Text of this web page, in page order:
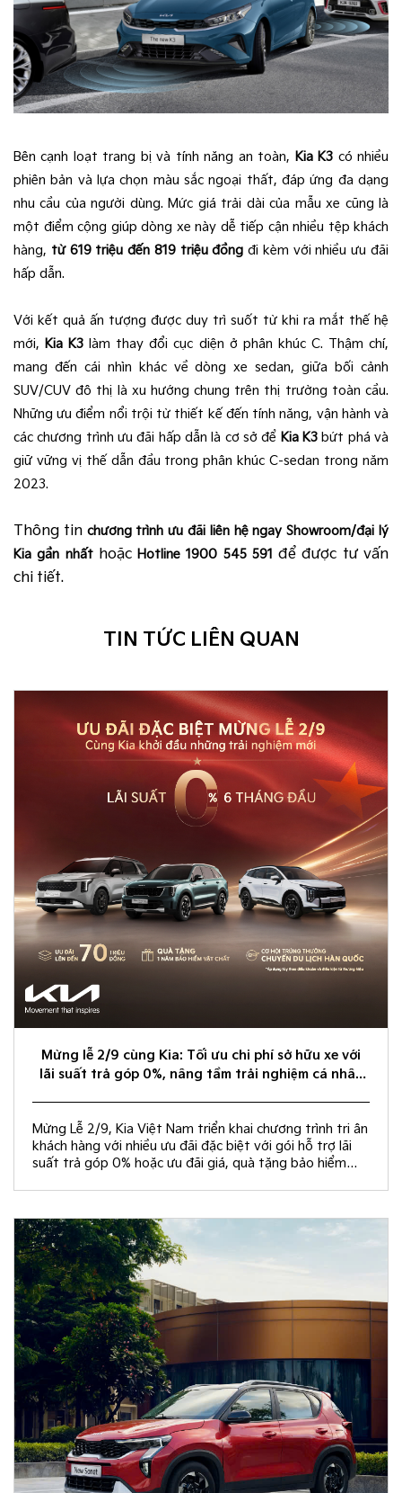
Bên cạnh loạt trang bị và tính năng an toàn, Kia K3 có nhiều
phiên bản và lựa chọn màu sắc ngoại thất, đáp ứng đa dạng
nhu cầu của người dùng. Mức giá trải dài của mẫu xe cũng là
một điểm cộng giúp dòng xe này dễ tiếp cận nhiều tệp khách
hàng, từ 619 triệu đến 819 triệu đồng đi kèm với nhiều ưu đãi
hấp dẫn.
Với kết quả ấn tượng được duy trì suốt từ khi ra mắt thế hệ
mới, Kia K3 làm thay đổi cục diện ở phân khúc C. Thậm chí,
mang đến cái nhìn khác về dòng xe sedan, giữa bối cảnh
SUV/CUV đô thị là xu hướng chung trên thị trường toàn cầu.
Những ưu điểm nổi trội từ thiết kế đến tính năng, vận hành và
các chương trình ưu đãi hấp dẫn là cơ sở để Kia K3 bứt phá và
giữ vững vị thế dẫn đầu trong phân khúc C-sedan trong năm
2023.
Thông tin chương trình ưu đãi liên hệ ngay Showroom/đại lý
Kia gần nhấthoặcHotline 1900 545 591 để được tư vấn
chi tiết.
TIN TỨC LIÊN QUAN
Mừng lễ 2/9 cùng Kia: Tối ưu chi phí sở hữu xe với
lãi suất trả góp 0%, nâng tầm trải nghiệm cá nhân
Mừng Lễ 2/9, Kia Việt Nam triển khai chương trình tri ân
khách hàng với nhiều ưu đãi đặc biệt với gói hỗ trợ lãi
suất trả góp 0% hoặc ưu đãi giá, quà tặng bảo hiểm